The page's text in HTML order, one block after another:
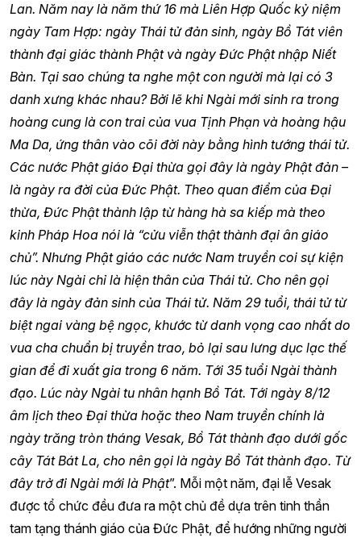
Lan. Năm nay là năm thứ 16 mà Liên Hợp Quốc kỷ niệm
ngày Tam Hợp: ngày Thái tử đản sinh, ngày Bồ Tát viên
thành đại giác thành Phật và ngày Đức Phật nhập Niết
Bàn. Tại sao chúng ta nghe một con người mà lại có 3
danh xưng khác nhau? Bởi lẽ khi Ngài mới sinh ra trong
hoàng cung là con trai của vua Tịnh Phạn và hoàng hậu
Ma Da, ứng thân vào cõi đời này bằng hình tướng thái tử.
Các nước Phật giáo Đại thừa gọi đây là ngày Phật đản –
là ngày ra đời của Đức Phật. Theo quan điểm của Đại
thừa, Đức Phật thành lập từ hàng hà sa kiếp mà theo
kinh Pháp Hoa nói là “cửu viễn thật thành đại ân giáo
chủ”. Nhưng Phật giáo các nước Nam truyền coi sự kiện
lúc này Ngài chỉ là hiện thân của Thái tử. Cho nên gọi
đây là ngày đản sinh của Thái tử. Năm 29 tuổi, thái tử từ
biệt ngai vàng bệ ngọc, khước từ danh vọng cao nhất do
vua cha chuẩn bị truyền trao, bỏ lại sau lưng dục lạc thế
gian để đi xuất gia trong 6 năm. Tới 35 tuổi Ngài thành
đạo. Lúc này Ngài tu nhân hạnh Bồ Tát. Tới ngày 8/12
âm lịch theo Đại thừa hoặc theo Nam truyền chính là
ngày trăng tròn tháng Vesak, Bồ Tát thành đạo dưới gốc
cây Tát Bát La, cho nên gọi là ngày Bồ Tát thành đạo. Từ
đây trở đi Ngài mới là Phật”. Mỗi một năm, đại lễ Vesak
được tổ chức đều đưa ra một chủ đề dựa trên tinh thần
tam tạng thánh giáo của Đức Phật, để hướng những người